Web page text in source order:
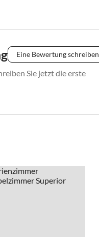
Eine Bewertung schreiben
Sie jetzt die erste